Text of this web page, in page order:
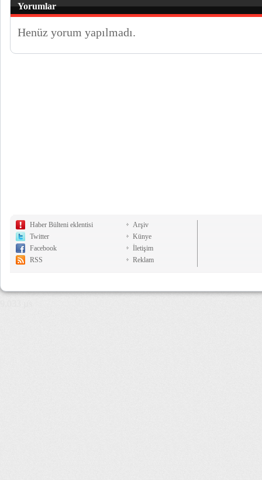
Yorumlar
Henüz yorum yapılmadı.
Haber Bülteni eklentisi
Twitter
Facebook
RSS
Arşiv
Künye
İletişim
Reklam